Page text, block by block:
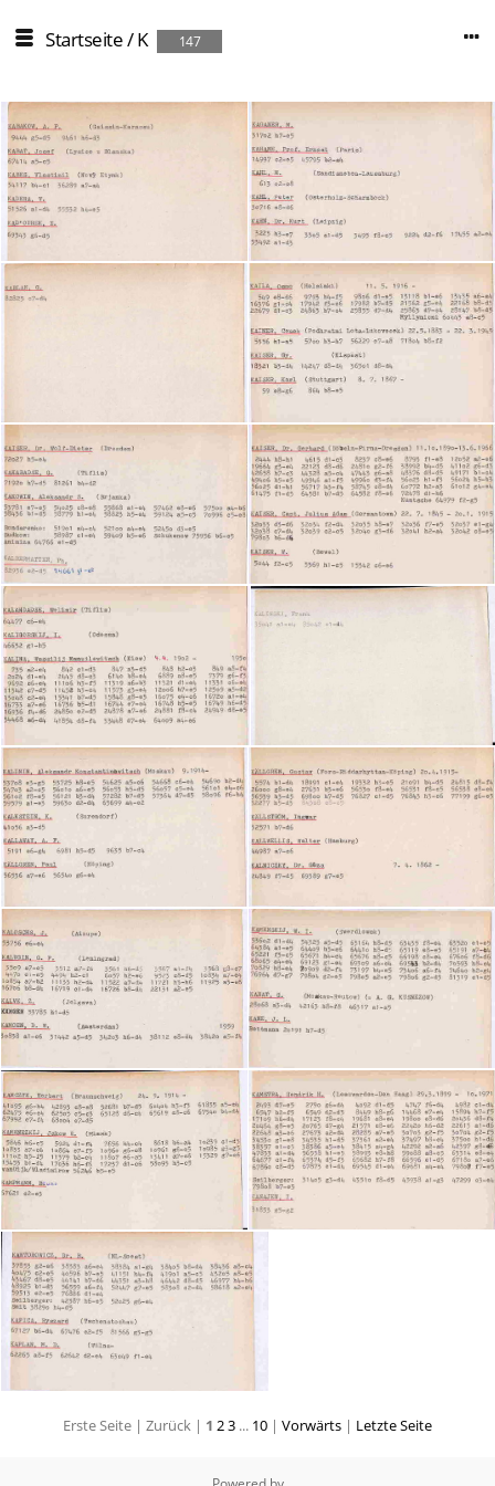
Startseite/K 147
Erste Seite | Zurück | 1 23 ... 10 | Vorwärts | Letzte Seite